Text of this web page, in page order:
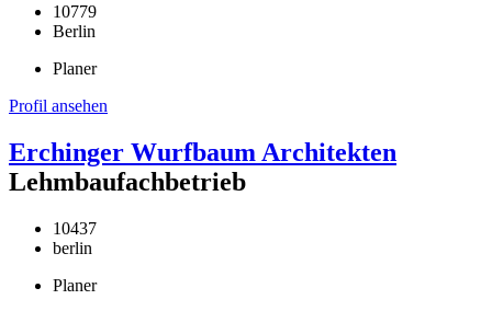
10779
Berlin
Planer
Profil ansehen
Erchinger Wurfbaum Architekten
Lehmbaufachbetrieb
10437
berlin
Planer